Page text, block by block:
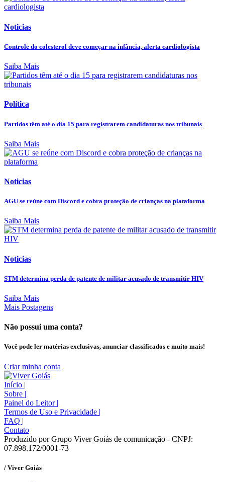
Noticias
Controle do colesterol deve começar na infância, alerta cardiologista
Saiba Mais
Política
Partidos têm até o dia 15 para registrarem candidaturas nos tribunais
Saiba Mais
Noticias
AGU se reúne com Discord e cobra proteção de crianças na plataforma
Saiba Mais
Noticias
STM determina perda de patente de militar acusado de transmitir HIV
Saiba Mais
Mais Postagens
Não possui uma conta?
Você pode ler matérias exclusivas, anunciar classificados e muito mais!
Criar minha conta
Início |
Sobre |
Painel do Leitor |
Termos de Uso e Privacidade |
FAQ |
Contato
Produzido por Grupo Viver Goiás de comunicação - CNPJ:
07.898.172/0001-73
/ Viver Goiás